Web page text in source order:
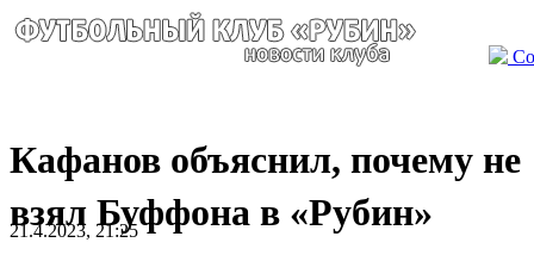
Кафанов объяснил, почему не
взял Буффона в «Рубин»
21.4.2023, 21:25